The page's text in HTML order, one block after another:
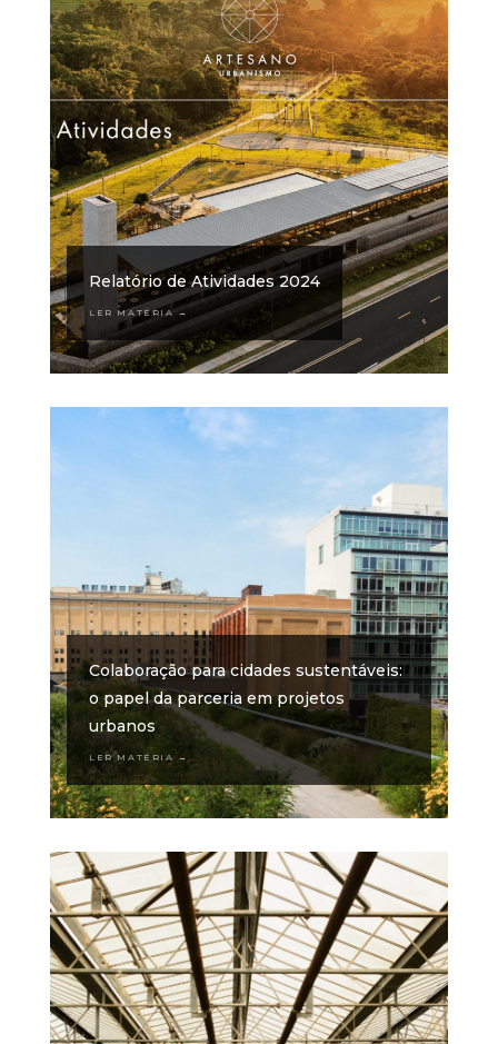
Relatório de Atividades 2024
LER MATÉRIA →
Colaboração para cidades sustentáveis:
o papel da parceria em projetos
urbanos
LER MATÉRIA →